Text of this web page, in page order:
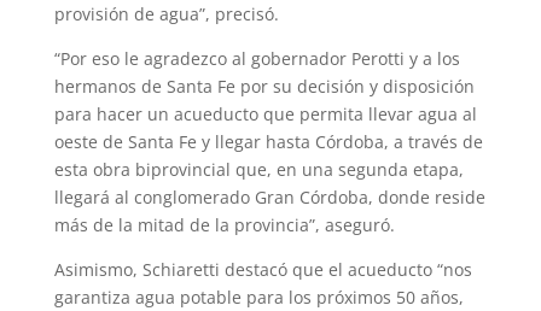
provisión de agua”, precisó.
“Por eso le agradezco al gobernador Perotti y a los
hermanos de Santa Fe por su decisión y disposición
para hacer un acueducto que permita llevar agua al
oeste de Santa Fe y llegar hasta Córdoba, a través de
esta obra biprovincial que, en una segunda etapa,
llegará al conglomerado Gran Córdoba, donde reside
más de la mitad de la provincia”, aseguró.
Asimismo, Schiaretti destacó que el acueducto “nos
garantiza agua potable para los próximos 50 años,